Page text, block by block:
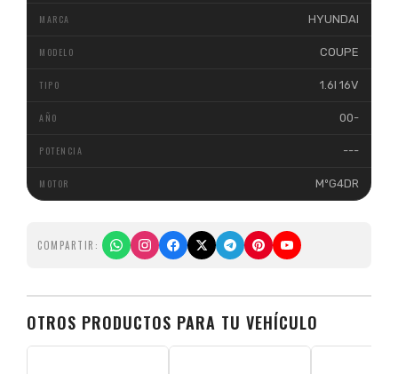
HYUNDAI
COUPE
1.6I 16V
00-
---
MºG4DR
COMPARTIR:
OTROS PRODUCTOS PARA TU VEHÍCULO